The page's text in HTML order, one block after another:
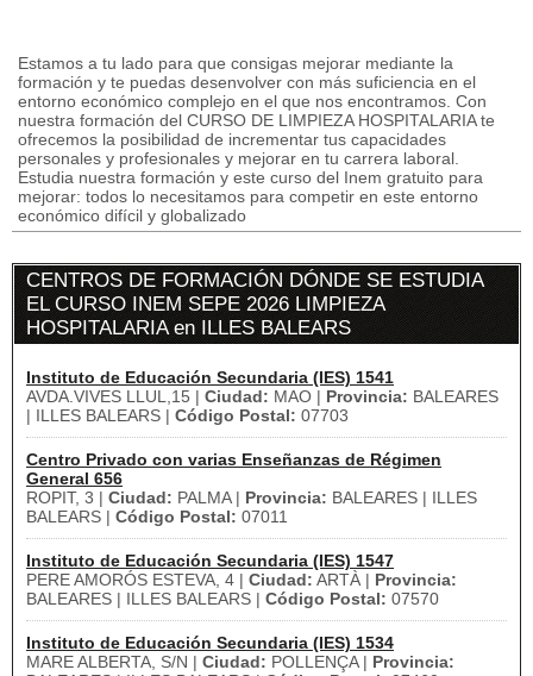
Estamos a tu lado para que consigas mejorar mediante la
formación y te puedas desenvolver con más suficiencia en el
entorno económico complejo en el que nos encontramos. Con
nuestra formación del CURSO DE LIMPIEZA HOSPITALARIA te
ofrecemos la posibilidad de incrementar tus capacidades
personales y profesionales y mejorar en tu carrera laboral.
Estudia nuestra formación y este curso del Inem gratuito para
mejorar: todos lo necesitamos para competir en este entorno
económico difícil y globalizado
CENTROS DE FORMACIÓN DÓNDE SE ESTUDIA
EL CURSO INEM SEPE 2026 LIMPIEZA
HOSPITALARIA en ILLES BALEARS
Instituto de Educación Secundaria (IES) 1541
AVDA.VIVES LLUL,15 | Ciudad: MAO | Provincia: BALEARES
| ILLES BALEARS | Código Postal: 07703
Centro Privado con varias Enseñanzas de Régimen
General 656
ROPIT, 3 | Ciudad: PALMA | Provincia: BALEARES | ILLES
BALEARS | Código Postal: 07011
Instituto de Educación Secundaria (IES) 1547
PERE AMORÓS ESTEVA, 4 | Ciudad: ARTÀ | Provincia:
BALEARES | ILLES BALEARS | Código Postal: 07570
Instituto de Educación Secundaria (IES) 1534
MARE ALBERTA, S/N | Ciudad: POLLENÇA | Provincia: